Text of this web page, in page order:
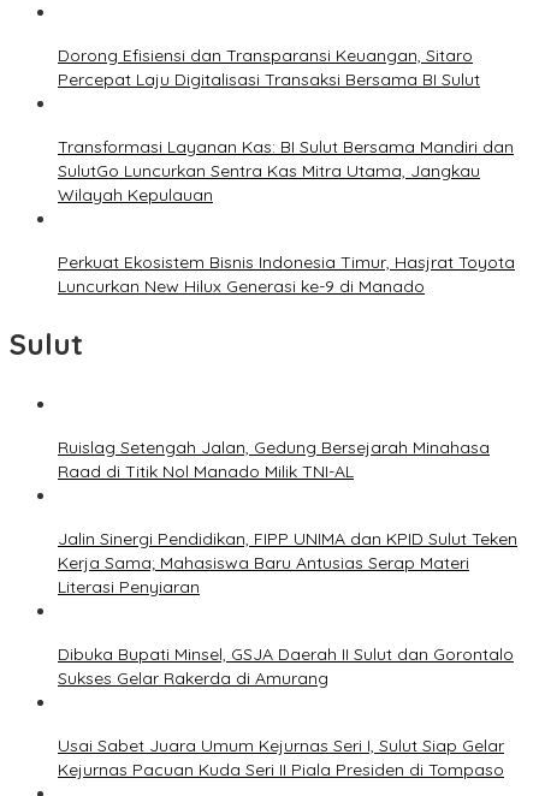
Dorong Efisiensi dan Transparansi Keuangan, Sitaro
Percepat Laju Digitalisasi Transaksi Bersama BI Sulut
Transformasi Layanan Kas: BI Sulut Bersama Mandiri dan
SulutGo Luncurkan Sentra Kas Mitra Utama, Jangkau
Wilayah Kepulauan
Perkuat Ekosistem Bisnis Indonesia Timur, Hasjrat Toyota
Luncurkan New Hilux Generasi ke-9 di Manado
Sulut
Ruislag Setengah Jalan, Gedung Bersejarah Minahasa
Raad di Titik Nol Manado Milik TNI-AL
Jalin Sinergi Pendidikan, FIPP UNIMA dan KPID Sulut Teken
Kerja Sama; Mahasiswa Baru Antusias Serap Materi
Literasi Penyiaran
Dibuka Bupati Minsel, GSJA Daerah II Sulut dan Gorontalo
Sukses Gelar Rakerda di Amurang
Usai Sabet Juara Umum Kejurnas Seri I, Sulut Siap Gelar
Kejurnas Pacuan Kuda Seri II Piala Presiden di Tompaso